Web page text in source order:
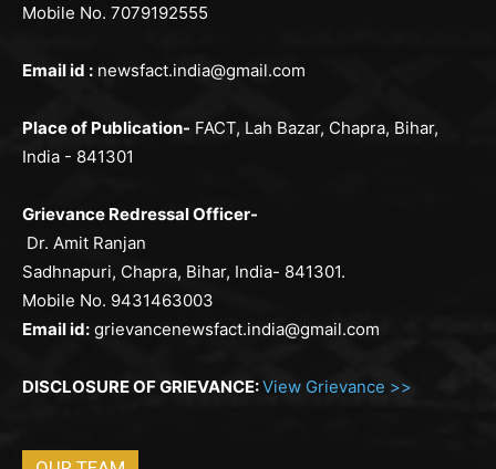
Mobile No. 7079192555
Email id : newsfact.india@gmail.com
Place of Publication- FACT, Lah Bazar, Chapra, Bihar,
India - 841301
Grievance Redressal Officer-
Dr. Amit Ranjan
Sadhnapuri, Chapra, Bihar, India- 841301.
Mobile No. 9431463003
Email id: grievancenewsfact.india@gmail.com
DISCLOSURE OF GRIEVANCE:View Grievance >>